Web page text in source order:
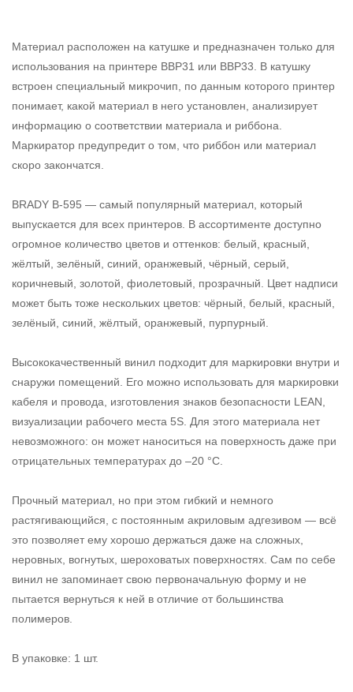
Материал расположен на катушке и предназначен только для
использования на принтере BBP31 или BBP33. В катушку
встроен специальный микрочип, по данным которого принтер
понимает, какой материал в него установлен, анализирует
информацию о соответствии материала и риббона.
Маркиратор предупредит о том, что риббон или материал
скоро закончатся.
BRADY B-595 — самый популярный материал, который
выпускается для всех принтеров. В ассортименте доступно
огромное количество цветов и оттенков: белый, красный,
жёлтый, зелёный, синий, оранжевый, чёрный, серый,
коричневый, золотой, фиолетовый, прозрачный. Цвет надписи
может быть тоже нескольких цветов: чёрный, белый, красный,
зелёный, синий, жёлтый, оранжевый, пурпурный.
Высококачественный винил подходит для маркировки внутри и
снаружи помещений. Его можно использовать для маркировки
кабеля и провода, изготовления знаков безопасности LEAN,
визуализации рабочего места 5S. Для этого материала нет
невозможного: он может наноситься на поверхность даже при
отрицательных температурах до –20 °С.
Прочный материал, но при этом гибкий и немного
растягивающийся, с постоянным акриловым адгезивом — всё
это позволяет ему хорошо держаться даже на сложных,
неровных, вогнутых, шероховатых поверхностях. Сам по себе
винил не запоминает свою первоначальную форму и не
пытается вернуться к ней в отличие от большинства
полимеров.
В упаковке: 1 шт.